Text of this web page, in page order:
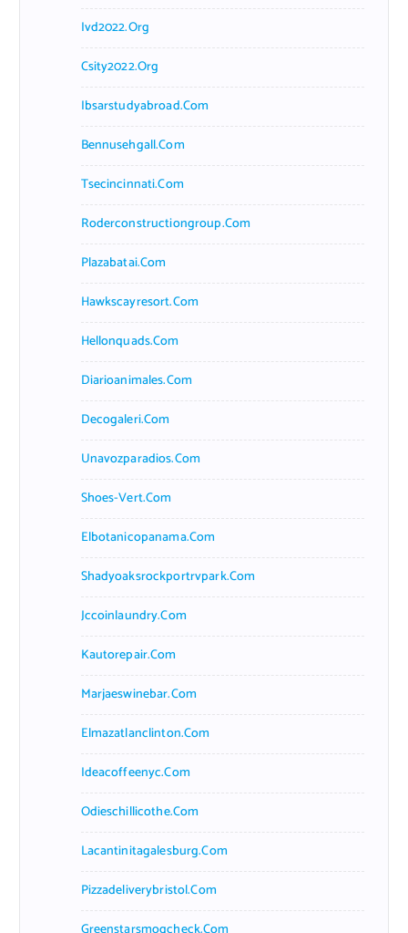
Ivd2022.org
Csity2022.org
Ibsarstudyabroad.com
Bennusehgall.com
Tsecincinnati.com
Roderconstructiongroup.com
Plazabatai.com
Hawkscayresort.com
Hellonquads.com
Diarioanimales.com
Decogaleri.com
Unavozparadios.com
Shoes-Vert.com
Elbotanicopanama.com
Shadyoaksrockportrvpark.com
Jccoinlaundry.com
Kautorepair.com
Marjaeswinebar.com
Elmazatlanclinton.com
Ideacoffeenyc.com
Odieschillicothe.com
Lacantinitagalesburg.com
Pizzadeliverybristol.com